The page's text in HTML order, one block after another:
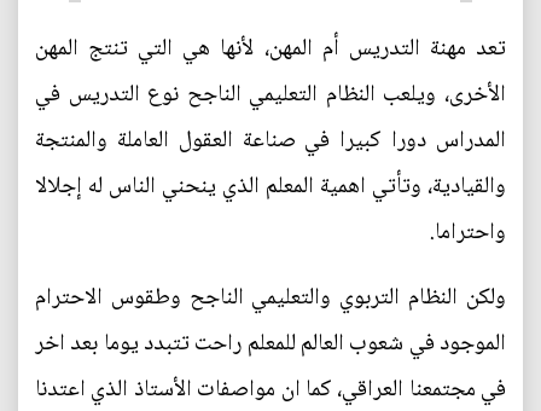
تعد مهنة التدريس أم المهن، لأنها هي التي تنتج المهن
الأخرى، ويلعب النظام التعليمي الناجح نوع التدريس في
المدراس دورا كبيرا في صناعة العقول العاملة والمنتجة
والقيادية، وتأتي اهمية المعلم الذي ينحني الناس له إجلالا
واحتراما.
ولكن النظام التربوي والتعليمي الناجح وطقوس الاحترام
الموجود في شعوب العالم للمعلم راحت تتبدد يوما بعد اخر
في مجتمعنا العراقي، كما ان مواصفات الأستاذ الذي اعتدنا